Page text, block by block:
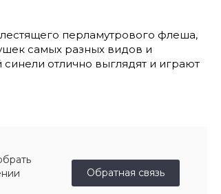
перламутрового флеша,
самых разных видов и
отлично выглядят и играют
Обратная связь